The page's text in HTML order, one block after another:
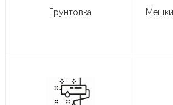
Грунтовка